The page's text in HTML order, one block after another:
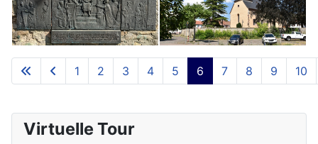
Seite 6 von 11
1 2 3 4 5 6 7 8 9 10
Virtuelle Tour